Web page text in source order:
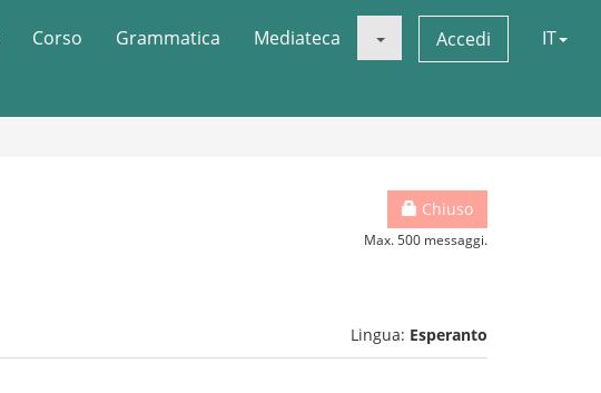
Corso Grammatica Mediateca Accedi IT
Chiuso
Max. 500 messaggi.
Lingua: Esperanto